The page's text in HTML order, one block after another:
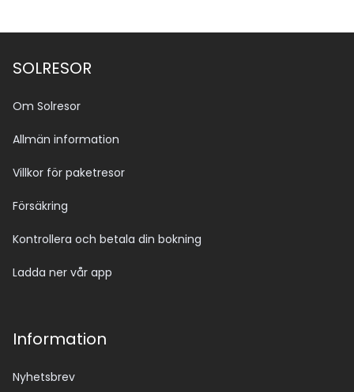
SOLRESOR
Om Solresor
Allmän information
Villkor för paketresor
Försäkring
Kontrollera och betala din bokning
Ladda ner vår app
Information
Nyhetsbrev